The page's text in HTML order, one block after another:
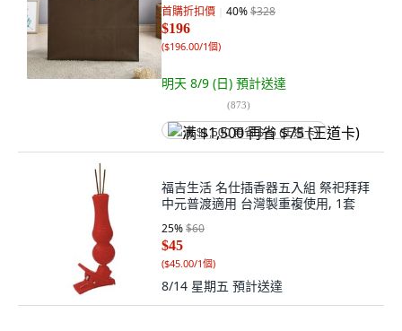
首購折扣價 40%$328
$196
($196.00/1個)
明天 8/9 (日) 預計送達
(873)
满 $1,500 再省 $75 (王道卡)
福吉生活 名仕插香器五入組 祭祀拜拜
中元普渡適用 台灣製重複使用, 1套
25%$60
$45
($45.00/1個)
8/14 星期五 預計送達